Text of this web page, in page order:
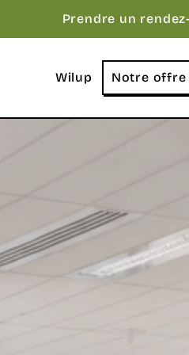
Prendre un
Wilup
Notre offre